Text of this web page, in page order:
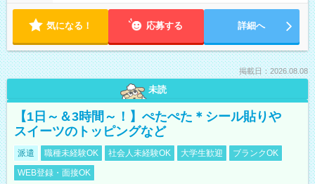
気になる！ 応募する 詳細へ
掲載日：2026.08.08
未読
【1日～＆3時間～！】ぺたぺた＊シール貼りや
スイーツのトッピングなど
派遣 職種未経験OK 社会人未経験OK 大学生歓迎
ブランクOK
WEB登録・面接OK